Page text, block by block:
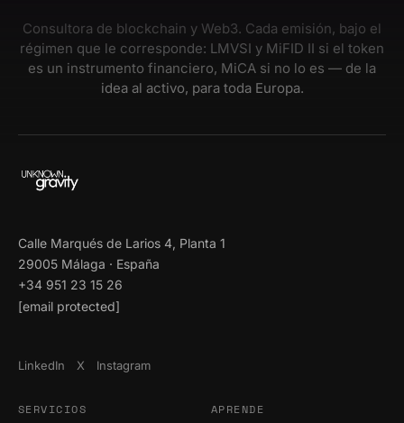
Consultora de blockchain y Web3. Cada emisión, bajo el
régimen que le corresponde: LMVSI y MiFID II si el token
es un instrumento financiero, MiCA si no lo es — de la
idea al activo, para toda Europa.
Calle Marqués de Larios 4, Planta 1
29005 Málaga · España
+34 951 23 15 26
[email protected]
LinkedIn X Instagram
SERVICIOS APRENDE